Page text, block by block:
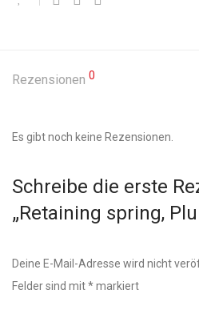
Rezensionen 0
Es gibt noch keine Rezensionen.
Schreibe die erste
„Retaining spring,
Deine E-Mail-Adresse wird nicht
Felder sind mit*markiert